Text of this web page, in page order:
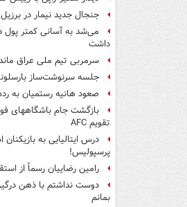
جنجال جدید نیمار در
می‌شد به آسانی کمتر پول
داشت
سرمربی تیم ملی عراق
جلسه سرنوشت‌ساز
صعود هانیه رستمیان به
بازگشت جام باشگاههای
تقویم AFC
درس ایتالیایی‌ به بازیکنان
پرسپولیس!
رامین رضاییان رسماً از
دوست نداشتم با ذهن
بمانم